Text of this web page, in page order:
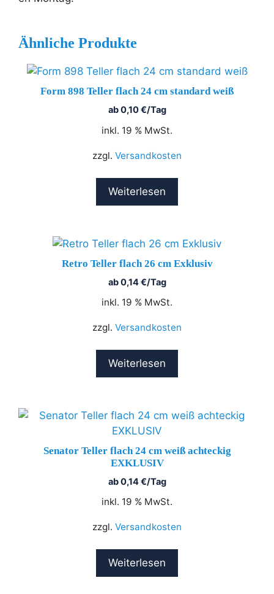
Ähnliche Produkte
Form 898 Teller flach 24 cm standard weiß
ab0,10€/Tag
inkl. 19 % MwSt.
zzgl. Versandkosten
Weiterlesen
Retro Teller flach 26 cm Exklusiv
ab0,14€/Tag
inkl. 19 % MwSt.
zzgl. Versandkosten
Weiterlesen
Senator Teller flach 24 cm weiß achteckig
EXKLUSIV
ab0,14€/Tag
inkl. 19 % MwSt.
zzgl. Versandkosten
Weiterlesen